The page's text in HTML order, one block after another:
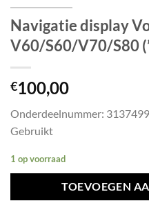
Navigatie display
V60/S60/V70/S80
€100,00
Onderdeelnummer:
Gebruikt
1 op voorraad
TOEVOEGEN